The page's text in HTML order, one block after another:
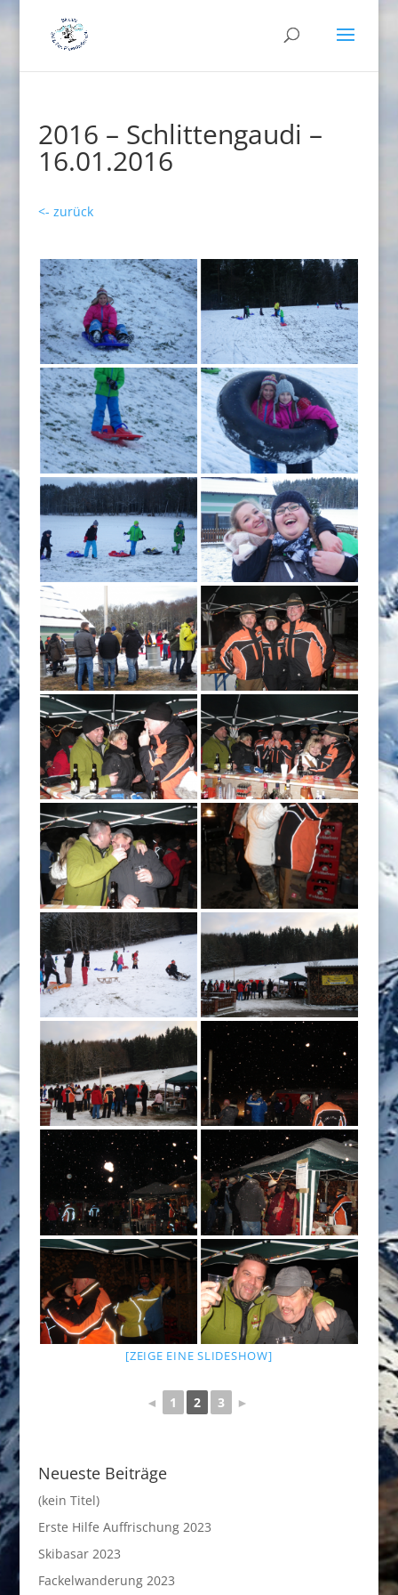
2016 – Schlittengaudi –
16.01.2016
<- zurück
[ZEIGE EINE SLIDESHOW]
◄ 1 2 3 ►
Neueste Beiträge
(kein Titel)
Erste Hilfe Auffrischung 2023
Skibasar 2023
Fackelwanderung 2023